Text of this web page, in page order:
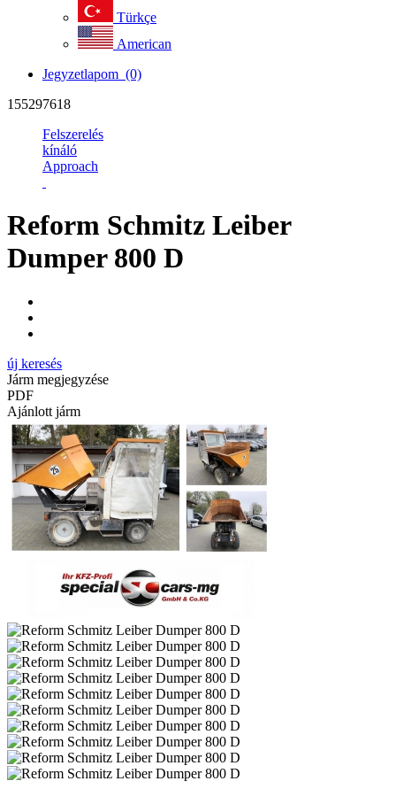
Türkçe
American
Jegyzetlapom (0)
155297618
Felszerelés
kínáló
Approach
Reform Schmitz Leiber
Dumper 800 D
új keresés
Járm megjegyzése
PDF
Ajánlott járm